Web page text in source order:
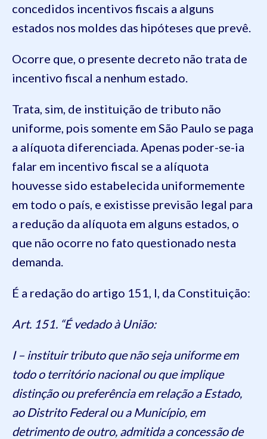
concedidos incentivos fiscais a alguns
estados nos moldes das hipóteses que prevê.
Ocorre que, o presente decreto não trata de
incentivo fiscal a nenhum estado.
Trata, sim, de instituição de tributo não
uniforme, pois somente em São Paulo se paga
a alíquota diferenciada. Apenas poder-se-ia
falar em incentivo fiscal se a alíquota
houvesse sido estabelecida uniformemente
em todo o país, e existisse previsão legal para
a redução da alíquota em alguns estados, o
que não ocorre no fato questionado nesta
demanda.
É a redação do artigo 151, I, da Constituição:
Art. 151. “É vedado à União:
I – instituir tributo que não seja uniforme em
todo o território nacional ou que implique
distinção ou preferência em relação a Estado,
ao Distrito Federal ou a Município, em
detrimento de outro, admitida a concessão de